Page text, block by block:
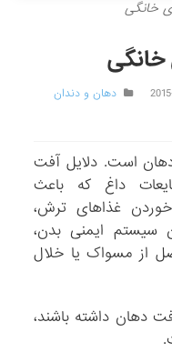
خانگی
دهان و دندان
است. دلایل آفت
داغ که باعث
غذاهای ترش،
سیستم ایمنی بدن،
از مسواک یا خلال
دهان داشته باشند،